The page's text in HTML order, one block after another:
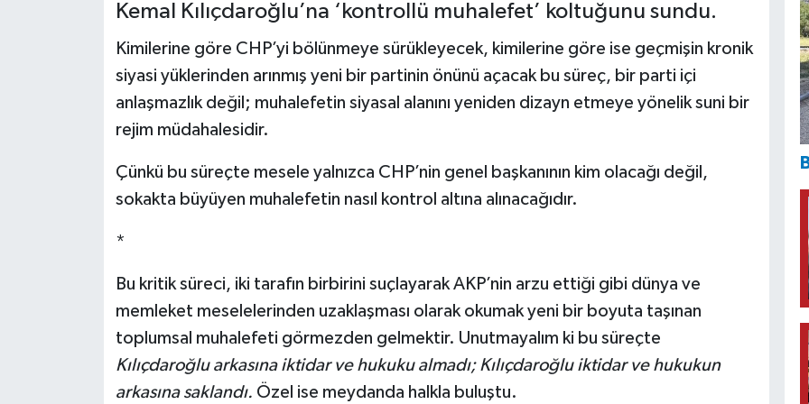
Kemal Kılıçdaroğlu’na ‘kontrollü muhalefet’ koltuğunu sundu.
Kimilerine göre CHP’yi bölünmeye sürükleyecek, kimilerine göre ise geçmişin kronik
siyasi yüklerinden arınmış yeni bir partinin önünü açacak bu süreç, bir parti içi
anlaşmazlık değil; muhalefetin siyasal alanını yeniden dizayn etmeye yönelik suni bir
rejim müdahalesidir.
Çünkü bu süreçte mesele yalnızca CHP’nin genel başkanının kim olacağı değil,
sokakta büyüyen muhalefetin nasıl kontrol altına alınacağıdır.
*
Bu kritik süreci, iki tarafın birbirini suçlayarak AKP’nin arzu ettiği gibi dünya ve
memleket meselelerinden uzaklaşması olarak okumak yeni bir boyuta taşınan
toplumsal muhalefeti görmezden gelmektir. Unutmayalım ki bu süreçte
Kılıçdaroğlu arkasına iktidar ve hukuku almadı; Kılıçdaroğlu iktidar ve hukukun
arkasına saklandı. Özel ise meydanda halkla buluştu.